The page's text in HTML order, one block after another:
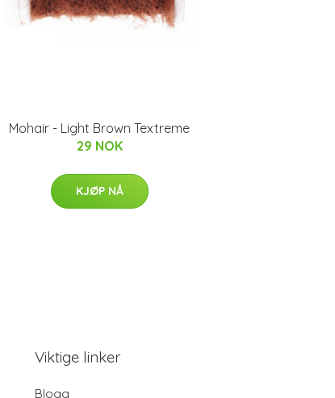
Mohair - Light Brown Textreme
29 NOK
KJØP NÅ
Viktige linker
Blogg